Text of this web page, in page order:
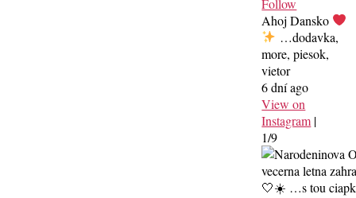
Follow
Ahoj Dansko
…dodavka,
more, piesok,
vietor
6 dní ago
View on
Instagram |
1/9